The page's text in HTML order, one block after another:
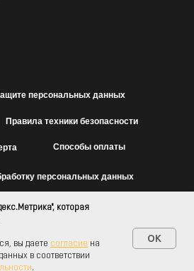
которая
вы даете согласие на
в соответствии
.
OK
персональных данных
Правила техники безопасности
Способы оплаты
персональных данных